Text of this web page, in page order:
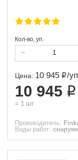
Кол-во, уп.
Цена: 10 945 /
10 945
= 1 шт
Производитель:
Виды работ: снаружи